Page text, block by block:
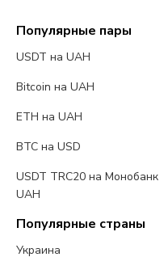
Популярные пары
USDT на UAH
Bitcoin на UAH
ETH на UAH
BTC на USD
USDT TRC20 на Монобанк
UAH
Популярные страны
Украина